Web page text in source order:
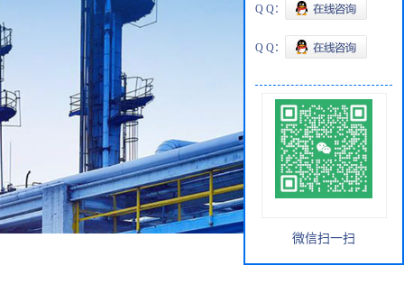
Q Q：
Q Q：
微信扫一扫